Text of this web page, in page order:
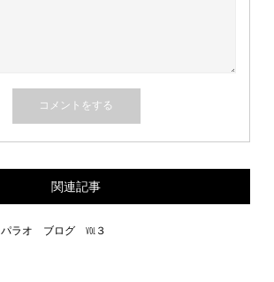
関連記事
パラオ ブログ vol３